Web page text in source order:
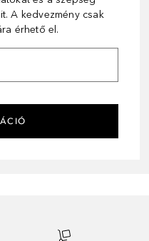
A kedvezmény csak
érhető el.